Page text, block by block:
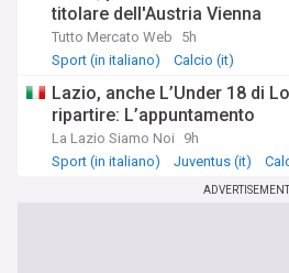
titolare dell'Austria Vienna
Tutto Mercato Web
5h
Sport (in italiano)
Calcio (it)
Lazio, anche L’Under 18 di
ripartire: L’appuntamento
La Lazio Siamo Noi
9h
Sport (in italiano)
Juventus (it)
ADVERTISEMENT